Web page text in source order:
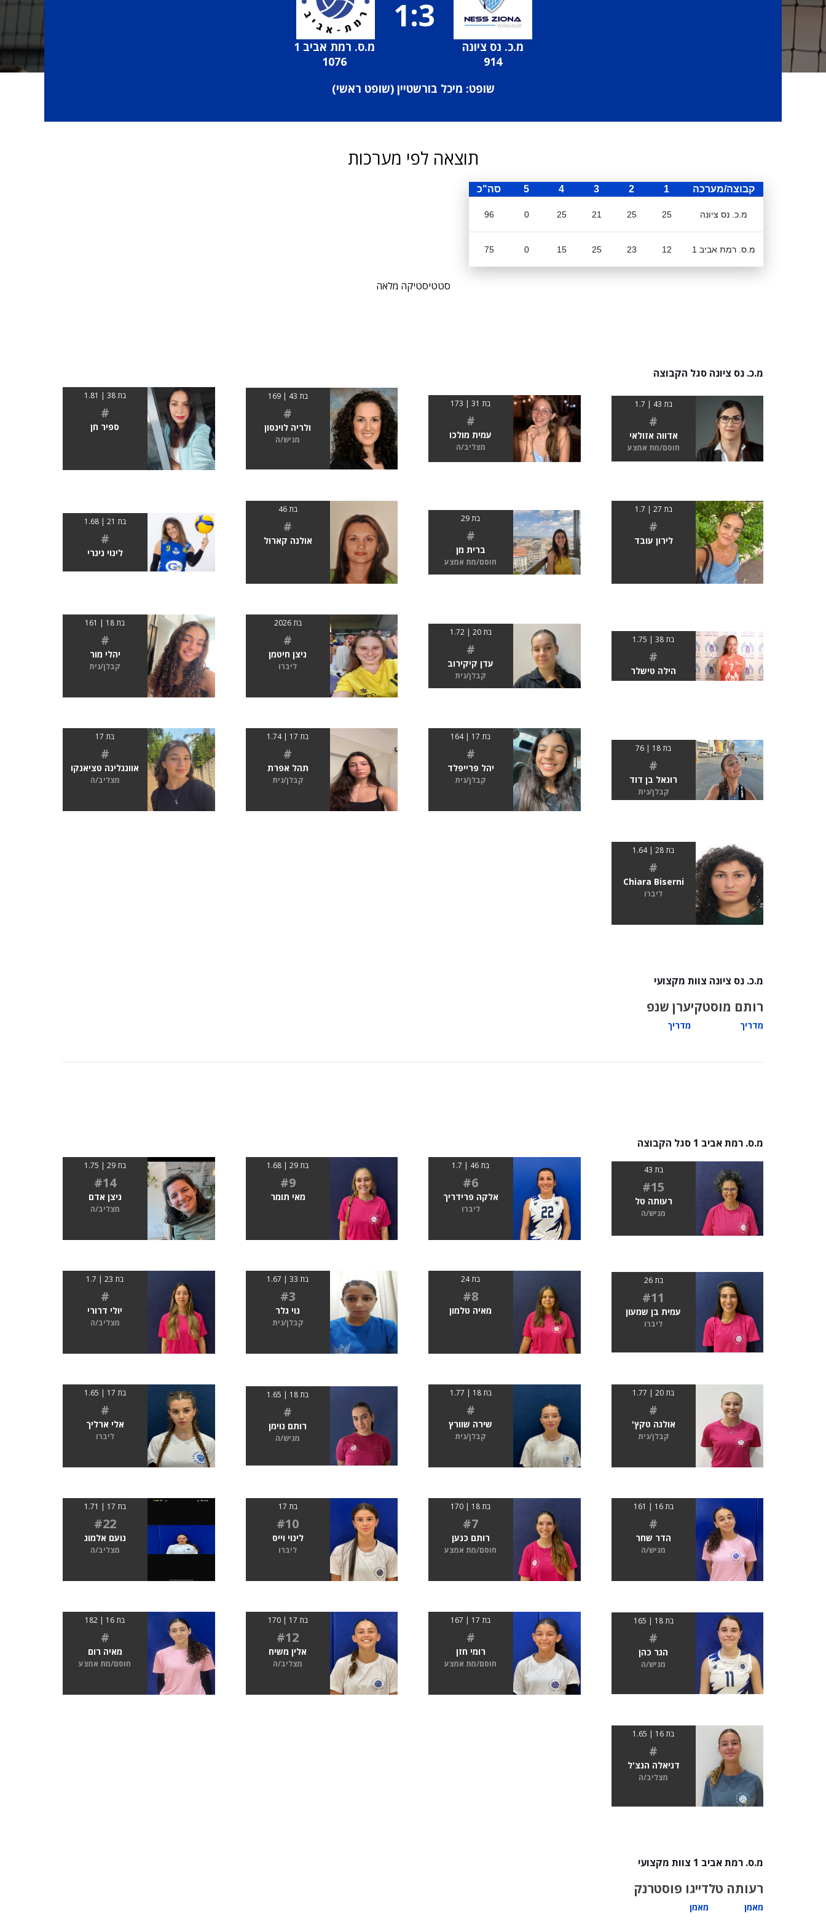
מ.כ. נס ציונה
914
1:3
מ.ס. רמת אביב 1
1076
שופט: מיכל בורשטיין (שופט ראשי)
תוצאה לפי מערכות
קבוצה/מערכה 1
2
3
4
5 סה"כ
מ.כ. נס ציונה 25
25
21
25
0
96
מ.ס. רמת אביב 1 12
23
25
15
0
75
סטטיסטיקה מלאה
מ.כ. נס ציונה סגל הקבוצה
בת 43 | 1.7
#
אדווה אזולאי
חוסם/מת אמצע
בת 31 | 173
#
עמית מולכו
מצליב/ה
בת 43 | 169
#
ולריה לוינסון
מגיש/ה
בת 38 | 1.81
#
ספיר חן
בת 27 | 1.7
#
לירון עובד
בת 29
#
ברית מן
חוסם/מת אמצע
בת 46
#
אולנה קארול
בת 21 | 1.68
#
לינוי ניגרי
בת 38 | 1.75
#
הילה טישלר
בת 20 | 1.72
#
עדן קיקירוב
קבלן/נית
בת 2026
#
ניצן חיטמן
ליברו
בת 18 | 161
#
יהלי מור
קבלן/נית
בת 18 | 76
#
רונאל בן דוד
קבלן/נית
בת 17 | 164
#
יהל פרייפלד
קבלן/נית
בת 17 | 1.74
#
תהל אפרת
קבלן/נית
בת 17
#
אוונגלינה טציאנקו
מצליב/ה
בת 28 | 1.64
#
Chiara Biserni
ליברו
מ.כ. נס ציונה צוות מקצועי
רותם מוסטקי
מדריך
ערן שנפ
מדריך
מ.ס. רמת אביב 1 סגל הקבוצה
בת 43
#15
רעותה טל
מגיש/ה
בת 46 | 1.7
#6
אלקה פרידריך
ליברו
בת 29 | 1.68
#9
מאי תומר
בת 29 | 1.75
#14
ניצן אדם
מצליב/ה
בת 26
#11
עמית בן שמעון
ליברו
בת 24
#8
מאיה טלמון
בת 33 | 1.67
#3
נוי גלר
קבלן/נית
בת 23 | 1.7
#
יולי דרורי
מצליב/ה
בת 20 | 1.77
#
אולגה טקץ'
קבלן/נית
בת 18 | 1.77
#
שירה שוורץ
קבלן/נית
בת 18 | 1.65
#
רותם נוימן
מגיש/ה
בת 17 | 1.65
#
אלי ארליך
ליברו
בת 16 | 161
#
הדר שחר
מגיש/ה
בת 18 | 170
#7
רותם כנען
חוסם/מת אמצע
בת 17
#10
לינוי וייס
ליברו
בת 17 | 1.71
#22
נועם אלמוג
מצליב/ה
בת 18 | 165
#
הגר כהן
מגיש/ה
בת 17 | 167
#
רומי חזן
חוסם/מת אמצע
בת 17 | 170
#12
אלין משיח
מצליב/ה
בת 16 | 182
#
מאיה רום
חוסם/מת אמצע
בת 16 | 1.65
#
דניאלה הנצ'ל
מצליב/ה
מ.ס. רמת אביב 1 צוות מקצועי
רעותה טל
מאמן
דייגו פוסטרנק
מאמן